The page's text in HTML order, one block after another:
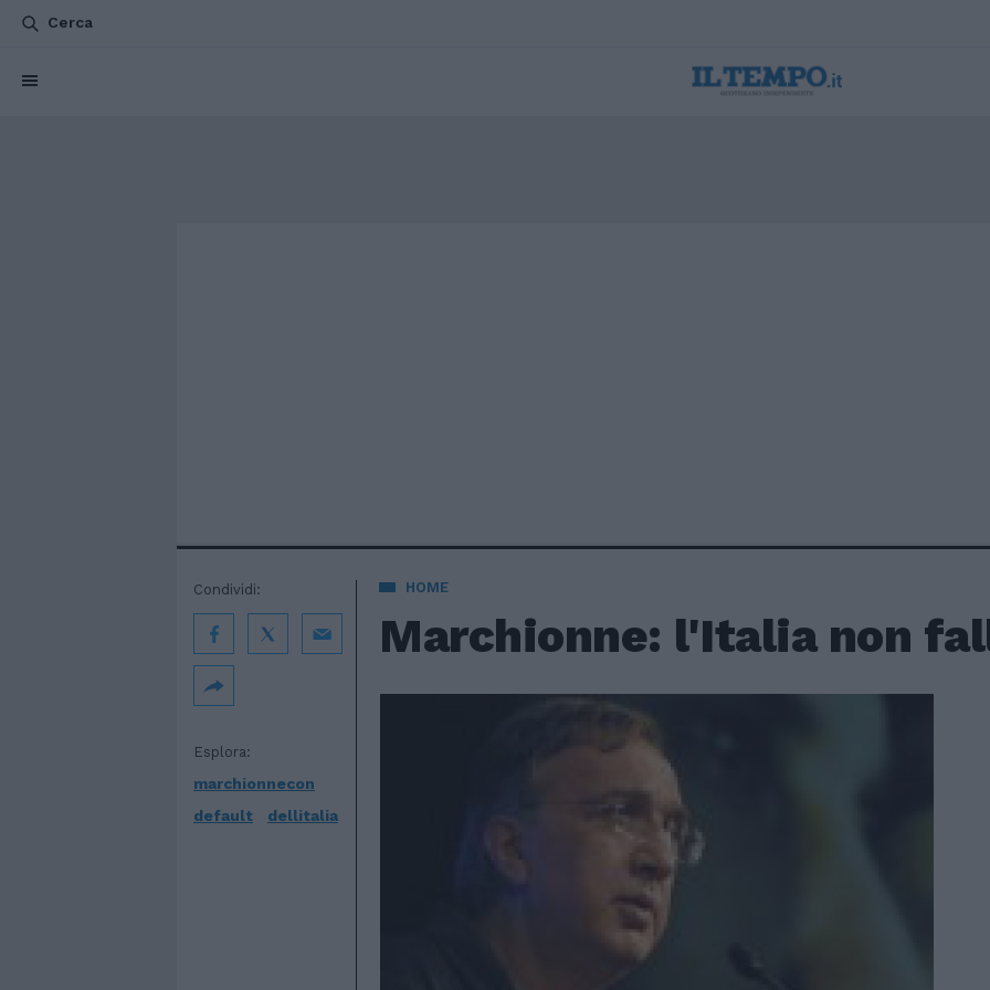
Cerca
HOME
Marchionne: l'Italia non
Esplora:
marchionnecon
default
dellitalia
Condividi: